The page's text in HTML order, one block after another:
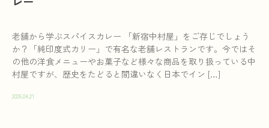
老舗から学ぶスパイスカレー 「新宿中村屋」をご存じでしょう
か？「純印度式カリー」で有名な老舗レストランです。今ではそ
の他の洋食メニューやお菓子など様々な商品を取り扱っている中
村屋ですが、歴史をたどると間違いなく日本でイン […]
2026.04.21